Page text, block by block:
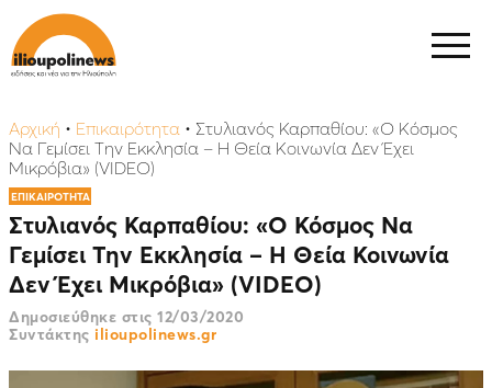
Αρχική • Επικαιρότητα • Στυλιανός Καρπαθίου: «Ο Κόσμος
Να Γεμίσει Την Εκκλησία – Η Θεία Κοινωνία Δεν Έχει
Μικρόβια» (VIDEO)
ΕΠΙΚΑΙΡΟΤΗΤΑ
Στυλιανός Καρπαθίου: «Ο Κόσμος Να
Γεμίσει Την Εκκλησία – Η Θεία Κοινωνία
Δεν Έχει Μικρόβια» (VIDEO)
Δημοσιεύθηκε στις 12/03/2020
Συντάκτης ilioupolinews.gr